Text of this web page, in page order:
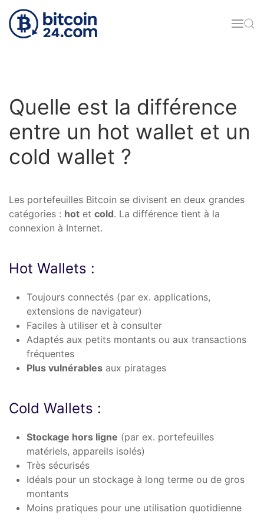
Accéder au contenu principal
Quelle est la différence
entre un hot wallet et un
cold wallet ?
Les portefeuilles Bitcoin se divisent en deux grandes
catégories : hot et cold. La différence tient à la
connexion à Internet.
Hot Wallets :
Toujours connectés (par ex. applications,
extensions de navigateur)
Faciles à utiliser et à consulter
Adaptés aux petits montants ou aux transactions
fréquentes
Plus vulnérables aux piratages
Cold Wallets :
Stockage hors ligne (par ex. portefeuilles
matériels, appareils isolés)
Très sécurisés
Idéals pour un stockage à long terme ou de gros
montants
Moins pratiques pour une utilisation quotidienne